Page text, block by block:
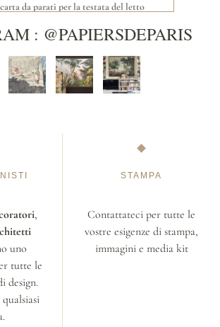
da parati per la testata del letto
: @PAPIERSDEPARIS
,
uno
tutte le
design.
STAMPA
Contattateci per tutte le
vostre esigenze di stampa,
immagini e media kit